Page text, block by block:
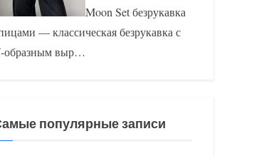
Moon Set безрукавка
— классическая безрукавка с
образным выр…
популярные записи